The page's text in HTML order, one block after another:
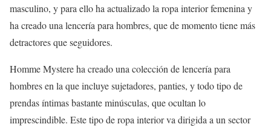
masculino, y para ello ha actualizado la ropa interior femenina y
ha creado una lencería para hombres, que de momento tiene más
detractores que seguidores.
Homme Mystere ha creado una colección de lencería para
hombres en la que incluye sujetadores, panties, y todo tipo de
prendas íntimas bastante minúsculas, que ocultan lo
imprescindible. Este tipo de ropa interior va dirigida a un sector